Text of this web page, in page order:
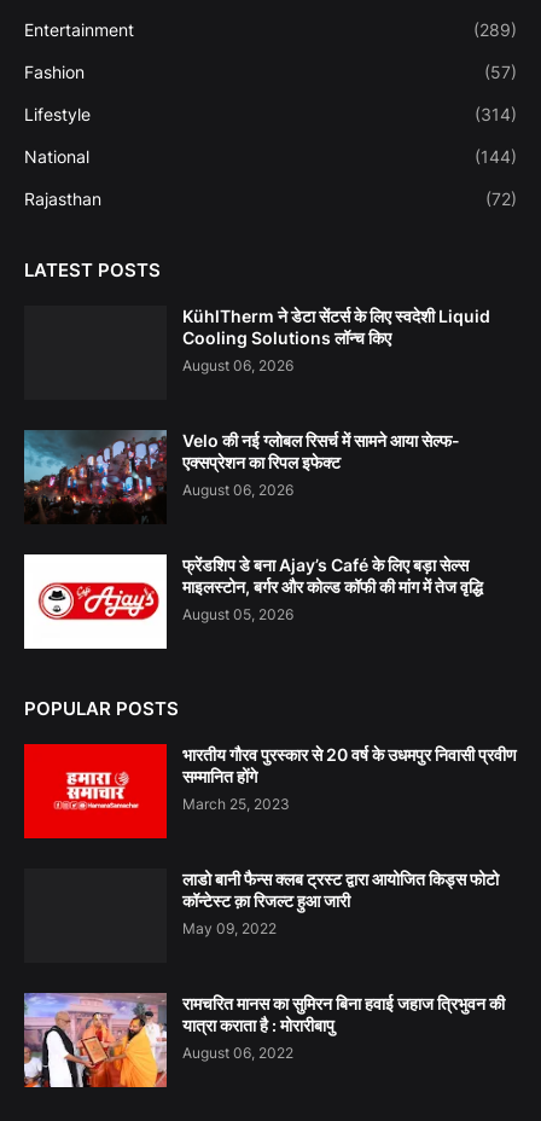
Entertainment (289)
Fashion (57)
Lifestyle (314)
National (144)
Rajasthan (72)
LATEST POSTS
KühlTherm ने डेटा सेंटर्स के लिए स्वदेशी Liquid
Cooling Solutions लॉन्च किए
August 06, 2026
Velo की नई ग्लोबल रिसर्च में सामने आया सेल्फ-
एक्सप्रेशन का रिपल इफेक्ट
August 06, 2026
फ्रेंडशिप डे बना Ajay’s Café के लिए बड़ा सेल्स
माइलस्टोन, बर्गर और कोल्ड कॉफी की मांग में तेज वृद्धि
August 05, 2026
POPULAR POSTS
भारतीय गौरव पुरस्कार से 20 वर्ष के उधमपुर निवासी प्रवीण
सम्मानित होंगे
March 25, 2023
लाडो बानी फैन्स क्लब ट्रस्ट द्वारा आयोजित किड्स फोटो
कॉन्टेस्ट क़ा रिजल्ट हुआ जारी
May 09, 2022
रामचरित मानस का सुमिरन बिना हवाई जहाज त्रिभुवन की
यात्रा कराता है : मोरारीबापु
August 06, 2022